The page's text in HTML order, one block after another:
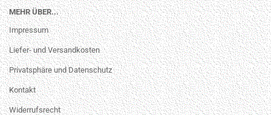
MEHR ÜBER...
Impressum
Liefer- und Versandkosten
Privatsphäre und Datenschutz
Kontakt
Widerrufsrecht